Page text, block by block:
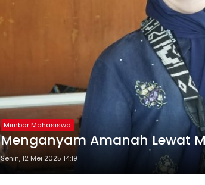
Mimbar Mahasiswa
Menganyam Amanah Lewat
Senin, 12 Mei 2025 14:19